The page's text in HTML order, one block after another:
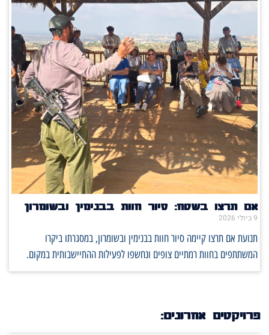
אם תרצו בשטח: סיור חוות בבנימין ובשומרון
9 ביולי 2026
תנועת אם תרצו קיימה סיור חוות בבנימין ובשומרון, במסגרתו ביקרו
המשתתפים בחוות רמתיים צופים ונחשפו לפעילות ההתיישבותית במקום.
פרויקטים אחרונים: